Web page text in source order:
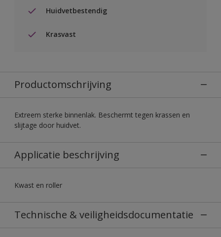
Huidvetbestendig
Krasvast
Productomschrijving
Extreem sterke binnenlak. Beschermt tegen krassen en
slijtage door huidvet.
Applicatie beschrijving
Kwast en roller
Technische & veiligheidsdocumentatie